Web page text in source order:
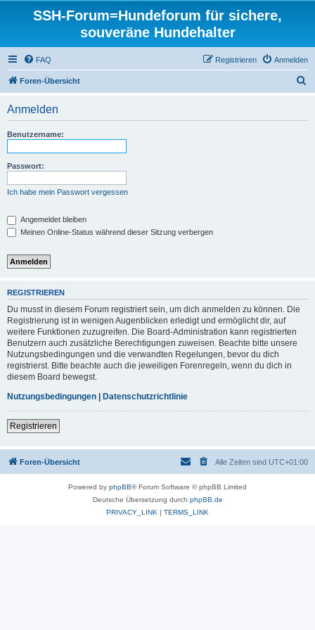
SSH-Forum=Hundeforum für sichere,
souveräne Hundehalter
FAQ Anmelden
Registrieren
Foren-Übersicht
Anmelden
Benutzername:
Passwort:
Ich habe mein Passwort vergessen
Angemeldet bleiben
Meinen Online-Status während dieser Sitzung verbergen
REGISTRIEREN
Du musst in diesem Forum registriert sein, um dich anmelden zu können. Die
Registrierung ist in wenigen Augenblicken erledigt und ermöglicht dir, auf
weitere Funktionen zuzugreifen. Die Board-Administration kann registrierten
Benutzern auch zusätzliche Berechtigungen zuweisen. Beachte bitte unsere
Nutzungsbedingungen und die verwandten Regelungen, bevor du dich
registrierst. Bitte beachte auch die jeweiligen Forenregeln, wenn du dich in
diesem Board bewegst.
Nutzungsbedingungen | Datenschutzrichtlinie
Registrieren
Foren-Übersicht Alle Zeiten sind UTC+01:00
Powered by phpBB® Forum Software © phpBB Limited
Deutsche Übersetzung durch phpBB.de
PRIVACY_LINK | TERMS_LINK